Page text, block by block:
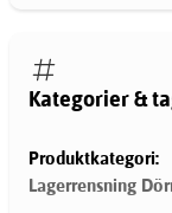
Kategorier &
Produktkategori:
Lagerrensning